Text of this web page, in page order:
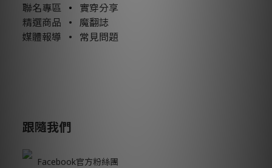
聯名專區 •
實穿分享
精選商品 • 魔翻誌
媒體報導
• 常見問題
跟隨我們
Facebook官方粉絲團